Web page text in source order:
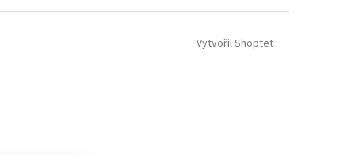
Vytvořil Shoptet